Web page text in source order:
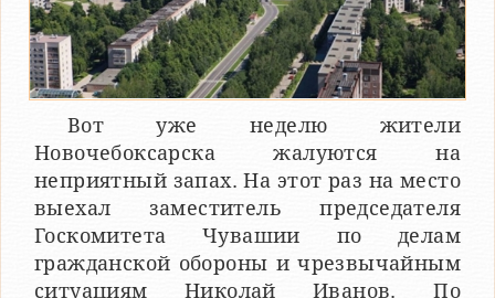
Вот уже неделю жители
Новочебоксарска жалуются на
неприятный запах. На этот раз на место
выехал заместитель председателя
Госкомитета Чувашии по делам
гражданской обороны и чрезвычайным
ситуациям Николай Иванов. По